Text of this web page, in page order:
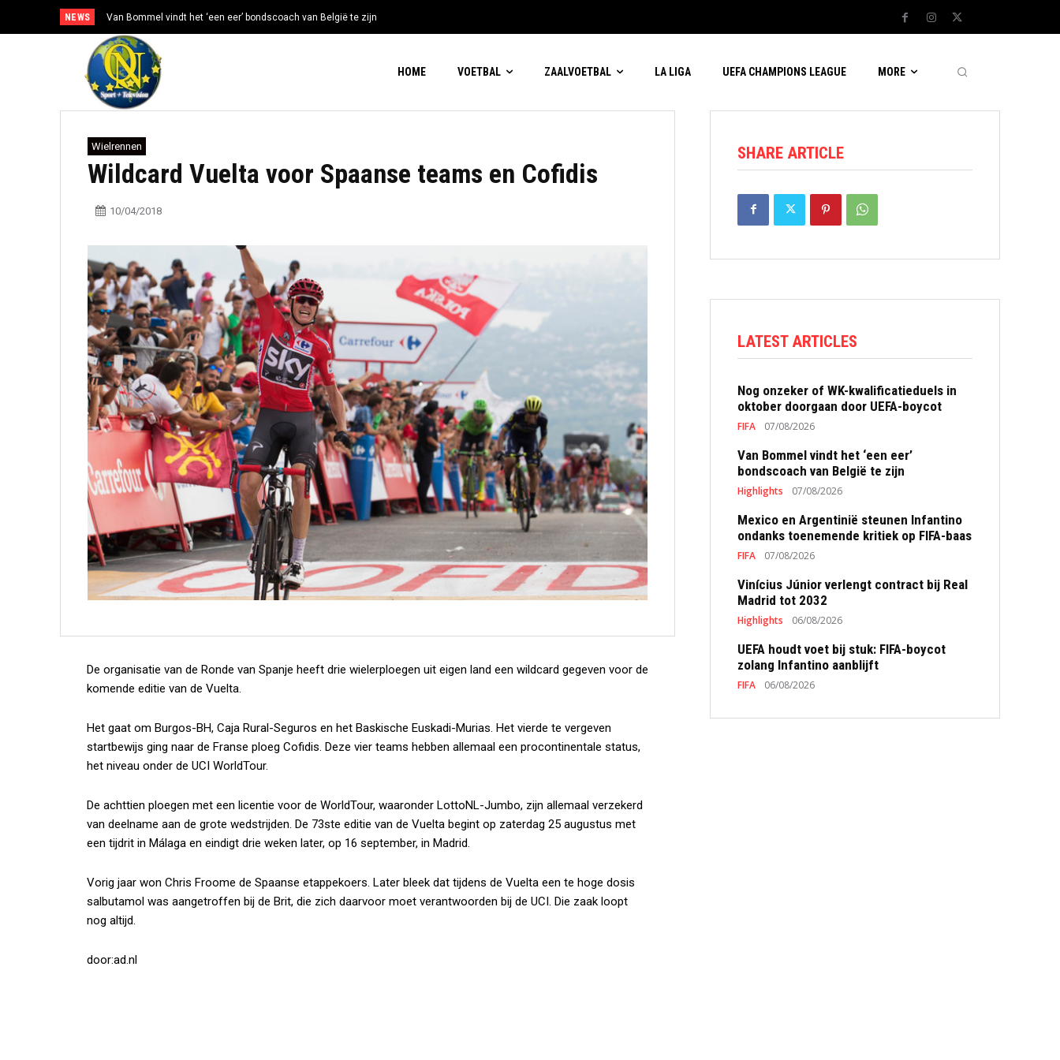
NEWS Van Bommel vindt het ‘een eer’ bondscoach van België te zijn
HOME VOETBAL ZAALVOETBAL LA LIGA UEFA CHAMPIONS LEAGUE MORE
Wielrennen
Wildcard Vuelta voor Spaanse teams en Cofidis
10/04/2018
De organisatie van de Ronde van Spanje heeft drie wielerploegen uit eigen land een wildcard gegeven voor de
komende editie van de Vuelta.
Het gaat om Burgos-BH, Caja Rural-Seguros en het Baskische Euskadi-Murias. Het vierde te vergeven
startbewijs ging naar de Franse ploeg Cofidis. Deze vier teams hebben allemaal een procontinentale status,
het niveau onder de UCI WorldTour.
De achttien ploegen met een licentie voor de WorldTour, waaronder LottoNL-Jumbo, zijn allemaal verzekerd
van deelname aan de grote wedstrijden. De 73ste editie van de Vuelta begint op zaterdag 25 augustus met
een tijdrit in Málaga en eindigt drie weken later, op 16 september, in Madrid.
Vorig jaar won Chris Froome de Spaanse etappekoers. Later bleek dat tijdens de Vuelta een te hoge dosis
salbutamol was aangetroffen bij de Brit, die zich daarvoor moet verantwoorden bij de UCI. Die zaak loopt
nog altijd.
door:ad.nl
SHARE ARTICLE
LATEST ARTICLES
Nog onzeker of WK-kwalificatieduels in
oktober doorgaan door UEFA-boycot
FIFA 07/08/2026
Van Bommel vindt het ‘een eer’
bondscoach van België te zijn
Highlights 07/08/2026
Mexico en Argentinië steunen Infantino
ondanks toenemende kritiek op FIFA-baas
FIFA 07/08/2026
Vinícius Júnior verlengt contract bij Real
Madrid tot 2032
Highlights 06/08/2026
UEFA houdt voet bij stuk: FIFA-boycot
zolang Infantino aanblijft
FIFA 06/08/2026